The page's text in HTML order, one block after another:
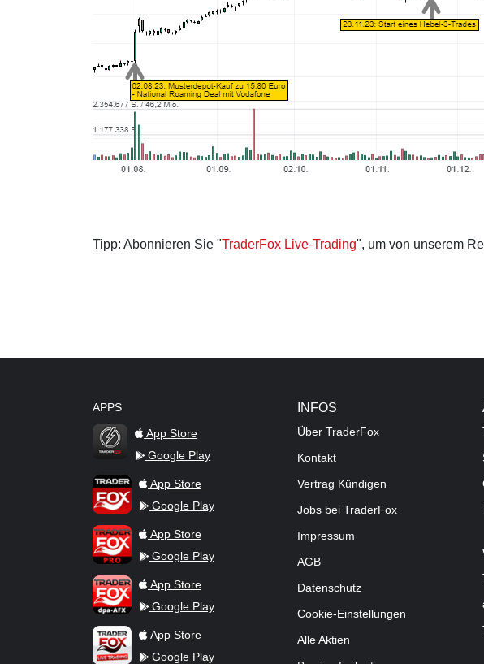
Tipp: Abonnieren Sie "TraderFox Live-Trading", um von unserem
APPS
TraderFox Flash
App Store
Google Play
TraderFox AppApp Store
Google Play
TraderFox ProApp Store
Google Play
TraderFox dpa-AFX ProFeed
App Store
Google Play
TraderFox Live Trading
App Store
Google Play
INFOS
Über TraderFox
Kontakt
Vertrag Kündigen
Jobs bei TraderFox
Impressum
AGB
Datenschutz
Cookie-Einstellungen
Alle Aktien